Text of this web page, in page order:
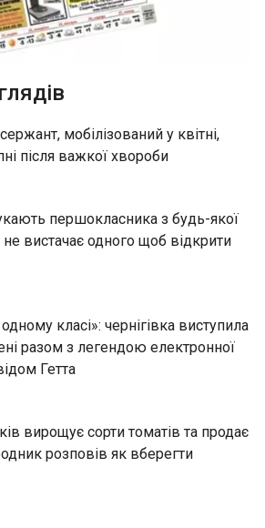
мобілізований у квітні,
після важкої хвороби
першокласника з будь-якої
не вистачає одного щоб відкрити
класі»: чернігівка виступила
разом з легендою електронної
Гетта
вирощує сорти томатів та продає
розповів як вберегти